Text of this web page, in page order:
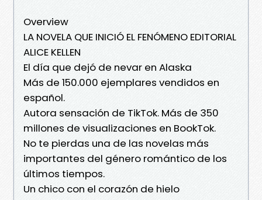
Overview
LA NOVELA QUE INICIÓ EL FENÓMENO EDITORIAL
ALICE KELLEN
El día que dejó de nevar en Alaska
Más de 150.000 ejemplares vendidos en
español.
Autora sensación de TikTok. Más de 350
millones de visualizaciones en BookTok.
No te pierdas una de las novelas más
importantes del género romántico de los
últimos tiempos.
Un chico con el corazón de hielo